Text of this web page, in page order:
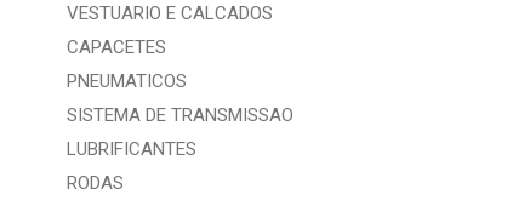
VESTUARIO E CALCADOS
CAPACETES
PNEUMATICOS
SISTEMA DE TRANSMISSAO
LUBRIFICANTES
RODAS